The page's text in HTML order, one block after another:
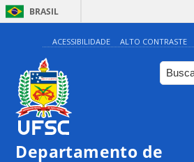
BRASIL
ACESSIBILIDADE ALTO CONTRASTE
Departamento de